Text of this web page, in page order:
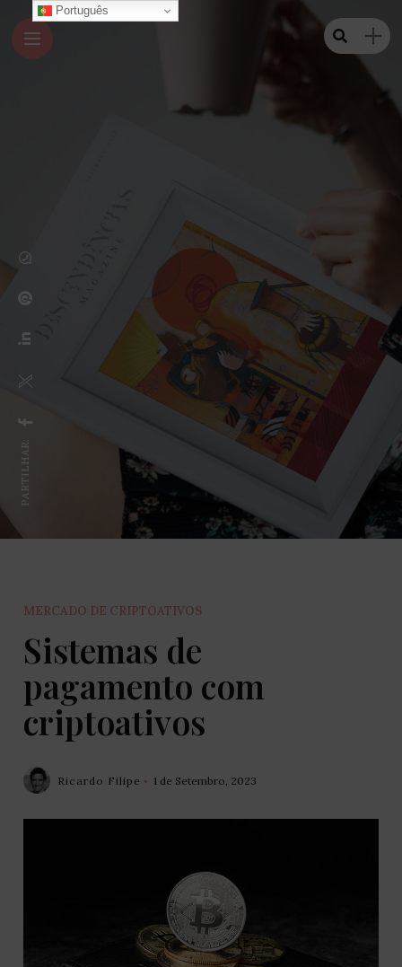
PARTILHAR:
MERCADO DE CRIPTOATIVOS
Sistemas de
pagamento com
criptoativos
Ricardo Filipe 1 de Setembro, 2023
Português